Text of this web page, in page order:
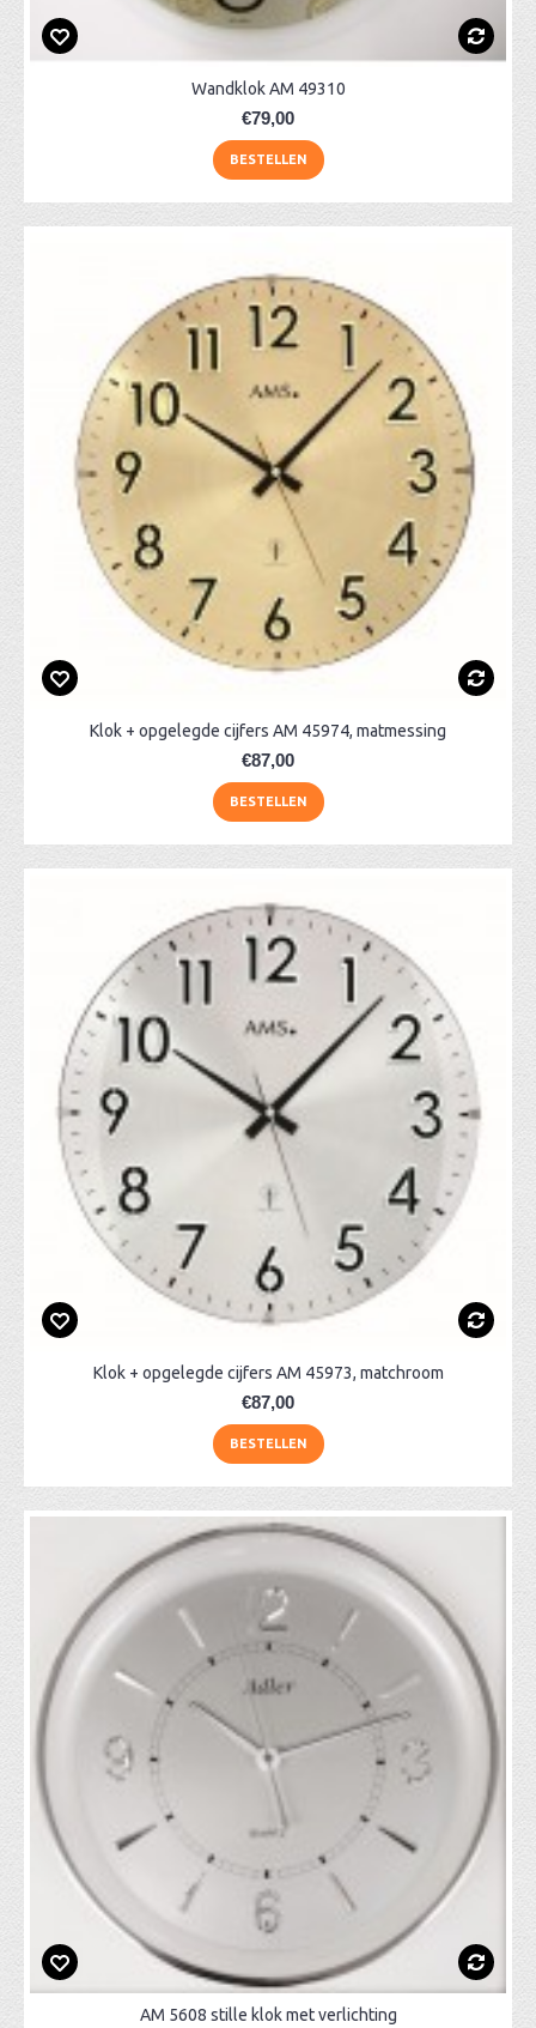
Wandklok AM 49310
€79,00
BESTELLEN
Klok + opgelegde cijfers AM 45974, matmessing
€87,00
BESTELLEN
Klok + opgelegde cijfers AM 45973, matchroom
€87,00
BESTELLEN
AM 5608 stille klok met verlichting